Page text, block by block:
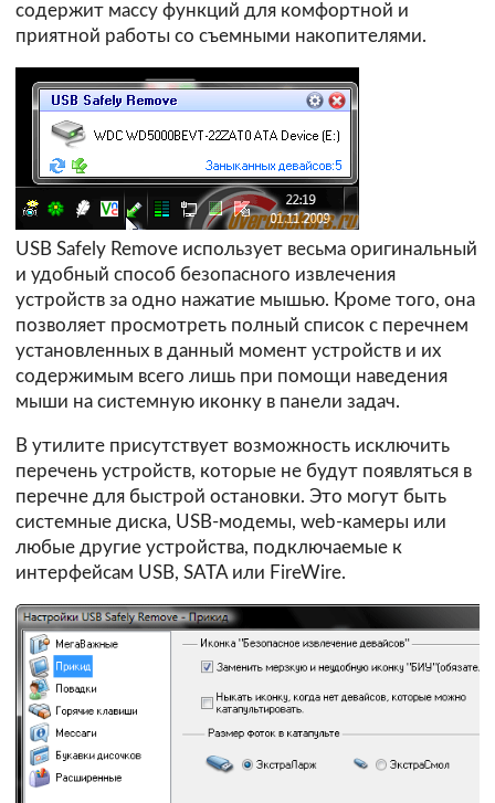
содержит массу функций для комфортной и
приятной работы со съемными накопителями.
USB Safely Remove использует весьма оригинальный
и удобный способ безопасного извлечения
устройств за одно нажатие мышью. Кроме того, она
позволяет просмотреть полный список с перечнем
установленных в данный момент устройств и их
содержимым всего лишь при помощи наведения
мыши на системную иконку в панели задач.
В утилите присутствует возможность исключить
перечень устройств, которые не будут появляться в
перечне для быстрой остановки. Это могут быть
системные диска, USB-модемы, web-камеры или
любые другие устройства, подключаемые к
интерфейсам USB, SATA или FireWire.